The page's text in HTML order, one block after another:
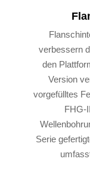
verbessern
den
Version
vorgefülltes
FHG-
Serie